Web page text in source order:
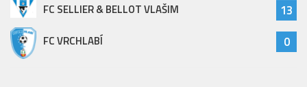
FC SELLIER & BELLOT VLAŠIM 13
FC VRCHLABÍ 0